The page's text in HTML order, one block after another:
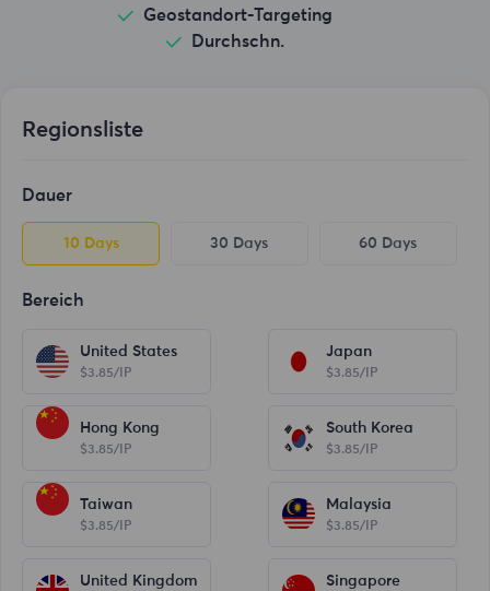
Geostandort-Targeting
Durchschn.
Regionsliste
Dauer
10 Days 30 Days 60 Days
Bereich
United States
$3.85/IP
Japan
$3.85/IP
Hong Kong
$3.85/IP
South Korea
$3.85/IP
Taiwan
$3.85/IP
Malaysia
$3.85/IP
United Kingdom Singapore